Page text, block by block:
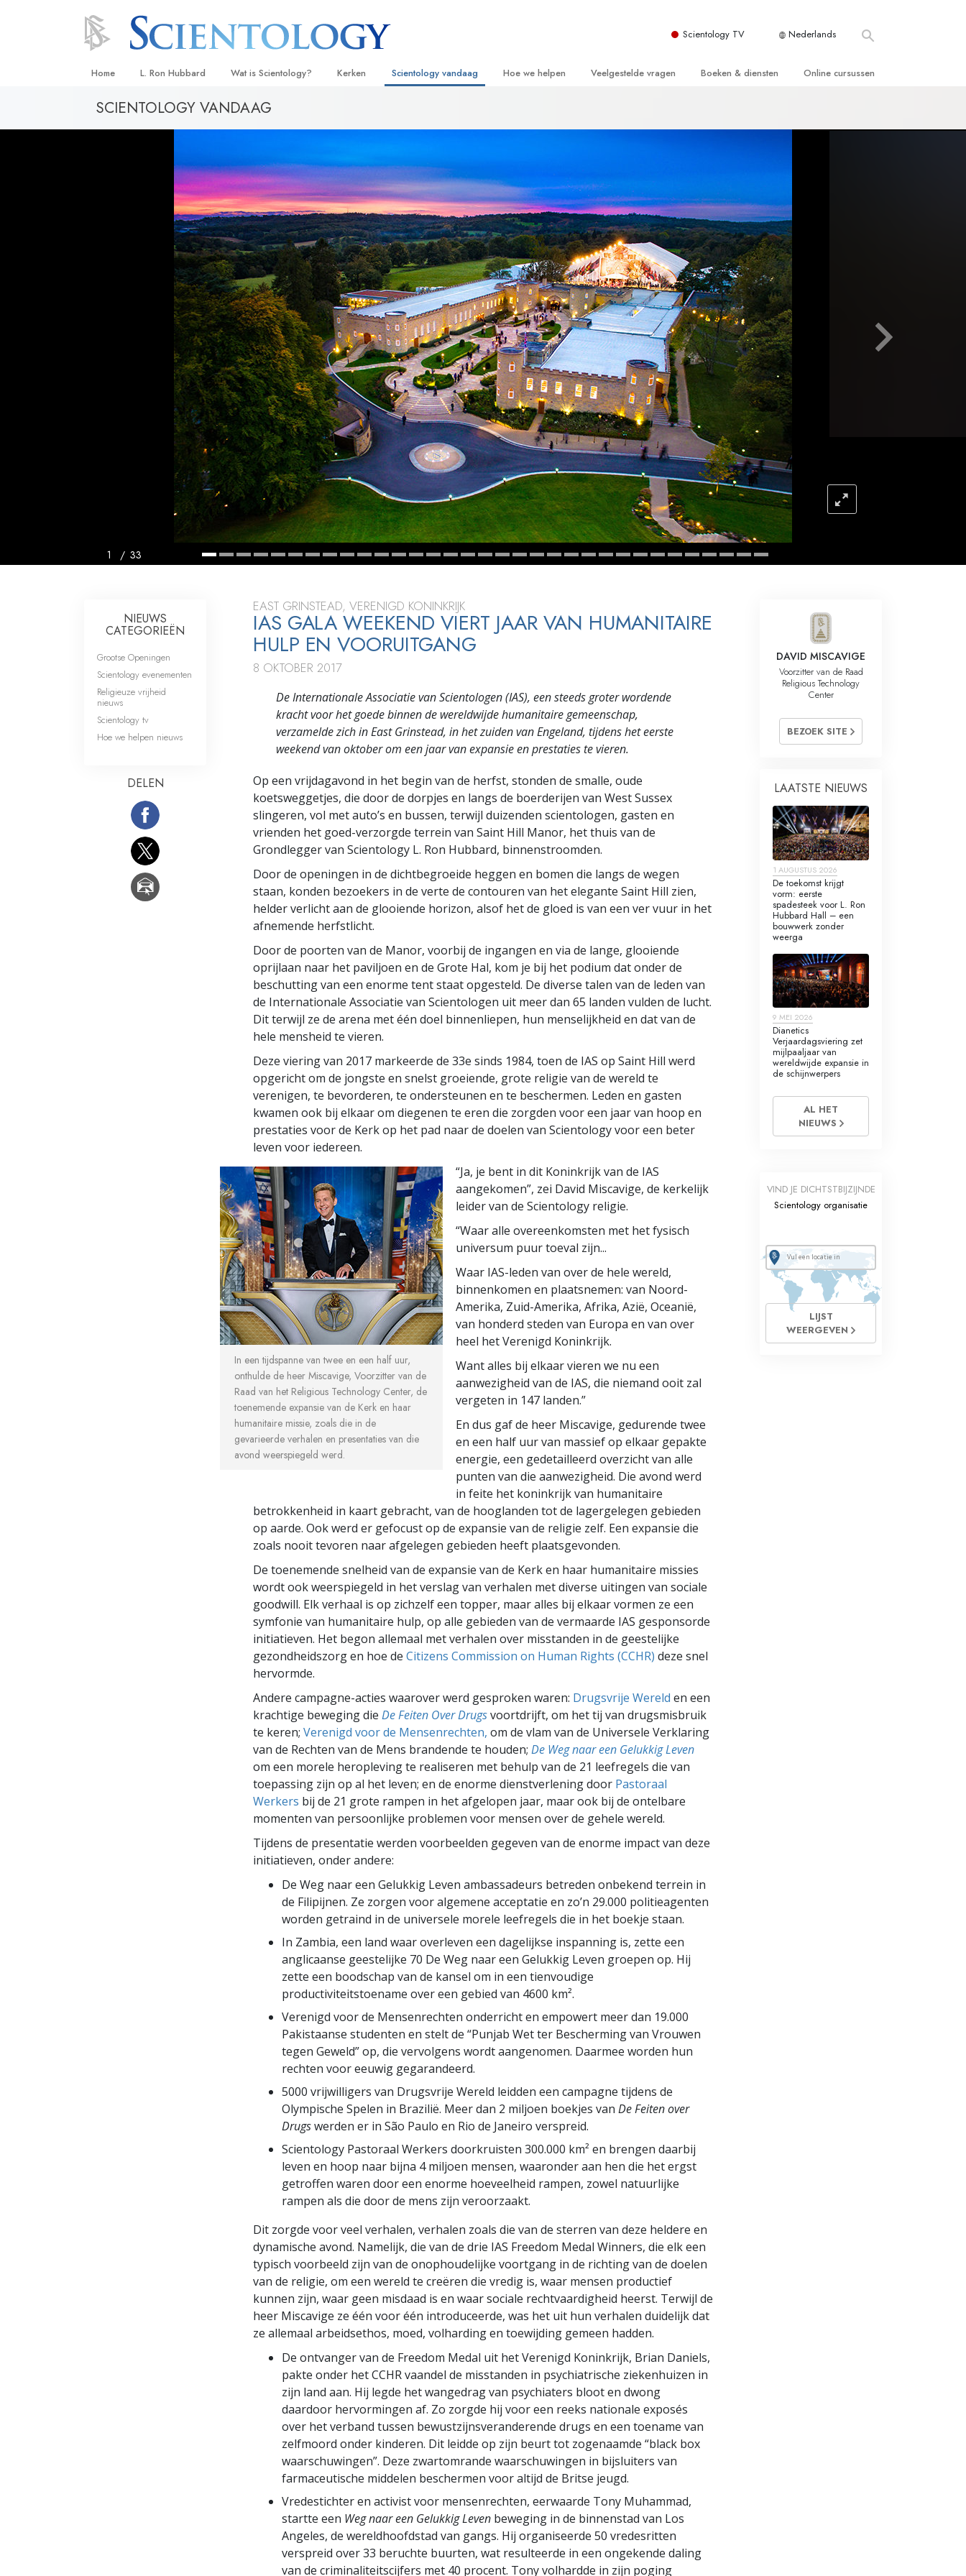
Scientology TV Nederlands
Home L. Ron Hubbard Wat is Scientology?
Overtuigingen & Praktijken
Wat scientologen zeggen over
Scientology
Maak kennis met een scientoloog
Binnen in een Kerk
De Grondbeginselen van Scientology
Een Inleiding tot Dianetics
Liefde en Haat –
Wat is Grootheid?
Kerken
Hogere Organisaties
Flag Land Base
Freewinds
Scientology beschikbaar maken voor de
hele wereld
Scientology vandaag
David Miscavige – Kerkelijk Leider van
Scientology
Hoe we helpen
Narconon
De Feiten over Drugs
United for Human Rights
Citizens Commission on Human Rights
Scientology Volunteer Ministers
Veelgestelde vragen Boeken & diensten
Introductiefilms
Diensten voor beginners
Online cursussen
Oplossingen voor een Gevaarlijke
Omgeving
Assisten voor Ziektes en Verwondingen
Integriteit en Eerlijkheid
Het Huwelijk
De Toonschaal van Emoties
Oplossingen voor het Drugsprobleem
Kinderen
Hulpmiddelen bij het Dagelijks Werk
Ethiek en de Condities
De Oorzaak van Onderdrukking
Feitenonderzoek
De Grondbeginselen van Organiseren
De Grondslagen van Public Relations
SCIENTOLOGY VANDAAG
1 / 33
EAST GRINSTEAD, VERENIGD KONINKRIJK
IAS GALA WEEKEND VIERT JAAR VAN HUMANITAIRE
HULP EN VOORUITGANG
8 OKTOBER 2017
De Internationale Associatie van Scientologen (IAS), een steeds groter wordende
kracht voor het goede binnen de wereldwijde humanitaire gemeenschap,
verzamelde zich in East Grinstead, in het zuiden van Engeland, tijdens het eerste
weekend van oktober om een jaar van expansie en prestaties te vieren.
Op een vrijdagavond in het begin van de herfst, stonden de smalle, oude
koetsweggetjes, die door de dorpjes en langs de boerderijen van West Sussex
slingeren, vol met auto’s en bussen, terwijl duizenden scientologen, gasten en
vrienden het goed-verzorgde terrein van Saint Hill Manor, het thuis van de
Grondlegger van Scientology L. Ron Hubbard, binnenstroomden.
Door de openingen in de dichtbegroeide heggen en bomen die langs de wegen
staan, konden bezoekers in de verte de contouren van het elegante Saint Hill zien,
helder verlicht aan de glooiende horizon, alsof het de gloed is van een ver vuur in het
afnemende herfstlicht.
Door de poorten van de Manor, voorbij de ingangen en via de lange, glooiende
oprijlaan naar het paviljoen en de Grote Hal, kom je bij het podium dat onder de
beschutting van een enorme tent staat opgesteld. De diverse talen van de leden van
de Internationale Associatie van Scientologen uit meer dan 65 landen vulden de lucht.
Dit terwijl ze de arena met één doel binnenliepen, hun menselijkheid en dat van de
hele mensheid te vieren.
Deze viering van 2017 markeerde de 33e sinds 1984, toen de IAS op Saint Hill werd
opgericht om de jongste en snelst groeiende, grote religie van de wereld te
verenigen, te bevorderen, te ondersteunen en te beschermen. Leden en gasten
kwamen ook bij elkaar om diegenen te eren die zorgden voor een jaar van hoop en
prestaties voor de Kerk op het pad naar de doelen van Scientology voor een beter
leven voor iedereen.
In een tijdspanne van twee en een half uur,
onthulde de heer Miscavige, Voorzitter van de
Raad van het Religious Technology Center, de
toenemende expansie van de Kerk en haar
humanitaire missie, zoals die in de
gevarieerde verhalen en presentaties van die
avond weerspiegeld werd.
“Ja, je bent in dit Koninkrijk van de IAS
aangekomen”, zei David Miscavige, de kerkelijk
leider van de Scientology religie.
“Waar alle overeenkomsten met het fysisch
universum puur toeval zijn...
Waar IAS-leden van over de hele wereld,
binnenkomen en plaatsnemen: van Noord-
Amerika, Zuid-Amerika, Afrika, Azië, Oceanië,
van honderd steden van Europa en van over
heel het Verenigd Koninkrijk.
Want alles bij elkaar vieren we nu een
aanwezigheid van de IAS, die niemand ooit zal
vergeten in 147 landen.”
En dus gaf de heer Miscavige, gedurende twee
en een half uur van massief op elkaar gepakte
energie, een gedetailleerd overzicht van alle
punten van die aanwezigheid. Die avond werd
in feite het koninkrijk van humanitaire
betrokkenheid in kaart gebracht, van de hooglanden tot de lagergelegen gebieden
op aarde. Ook werd er gefocust op de expansie van de religie zelf. Een expansie die
zoals nooit tevoren naar afgelegen gebieden heeft plaatsgevonden.
De toenemende snelheid van de expansie van de Kerk en haar humanitaire missies
wordt ook weerspiegeld in het verslag van verhalen met diverse uitingen van sociale
goodwill. Elk verhaal is op zichzelf een topper, maar alles bij elkaar vormen ze een
symfonie van humanitaire hulp, op alle gebieden van de vermaarde IAS gesponsorde
initiatieven. Het begon allemaal met verhalen over misstanden in de geestelijke
gezondheidszorg en hoe de Citizens Commission on Human Rights (CCHR) deze snel
hervormde.
Andere campagne-acties waarover werd gesproken waren: Drugsvrije Wereld en een
krachtige beweging die De Feiten Over Drugsvoortdrijft, om het tij van drugsmisbruik
te keren; Verenigd voor de Mensenrechten, om de vlam van de Universele Verklaring
van de Rechten van de Mens brandende te houden; De Weg naar een Gelukkig Leven
om een morele heropleving te realiseren met behulp van de 21 leefregels die van
toepassing zijn op al het leven; en de enorme dienstverlening door Pastoraal
Werkers bij de 21 grote rampen in het afgelopen jaar, maar ook bij de ontelbare
momenten van persoonlijke problemen voor mensen over de gehele wereld.
Tijdens de presentatie werden voorbeelden gegeven van de enorme impact van deze
initiatieven, onder andere:
De Weg naar een Gelukkig Leven ambassadeurs betreden onbekend terrein in
de Filipijnen. Ze zorgen voor algemene acceptatie en zo’n 29.000 politieagenten
worden getraind in de universele morele leefregels die in het boekje staan.
In Zambia, een land waar overleven een dagelijkse inspanning is, zette een
anglicaanse geestelijke 70 De Weg naar een Gelukkig Leven groepen op. Hij
zette een boodschap van de kansel om in een tienvoudige
productiviteitstoename over een gebied van 4600 km².
Verenigd voor de Mensenrechten onderricht en empowert meer dan 19.000
Pakistaanse studenten en stelt de “Punjab Wet ter Bescherming van Vrouwen
tegen Geweld” op, die vervolgens wordt aangenomen. Daarmee worden hun
rechten voor eeuwig gegarandeerd.
5000 vrijwilligers van Drugsvrije Wereld leidden een campagne tijdens de
Olympische Spelen in Brazilië. Meer dan 2 miljoen boekjes van De Feiten over
Drugswerden er in São Paulo en Rio de Janeiro verspreid.
Scientology Pastoraal Werkers doorkruisten 300.000 km² en brengen daarbij
leven en hoop naar bijna 4 miljoen mensen, waaronder aan hen die het ergst
getroffen waren door een enorme hoeveelheid rampen, zowel natuurlijke
rampen als die door de mens zijn veroorzaakt.
Dit zorgde voor veel verhalen, verhalen zoals die van de sterren van deze heldere en
dynamische avond. Namelijk, die van de drie IAS Freedom Medal Winners, die elk een
typisch voorbeeld zijn van de onophoudelijke voortgang in de richting van de doelen
van de religie, om een wereld te creëren die vredig is, waar mensen productief
kunnen zijn, waar geen misdaad is en waar sociale rechtvaardigheid heerst. Terwijl de
heer Miscavige ze één voor één introduceerde, was het uit hun verhalen duidelijk dat
ze allemaal arbeidsethos, moed, volharding en toewijding gemeen hadden.
De ontvanger van de Freedom Medal uit het Verenigd Koninkrijk, Brian Daniels,
pakte onder het CCHR vaandel de misstanden in psychiatrische ziekenhuizen in
zijn land aan. Hij legde het wangedrag van psychiaters bloot en dwong
daardoor hervormingen af. Zo zorgde hij voor een reeks nationale exposés
over het verband tussen bewustzijnsveranderende drugs en een toename van
zelfmoord onder kinderen. Dit leidde op zijn beurt tot zogenaamde “black box
waarschuwingen”. Deze zwartomrande waarschuwingen in bijsluiters van
farmaceutische middelen beschermen voor altijd de Britse jeugd.
Vredestichter en activist voor mensenrechten, eerwaarde Tony Muhammad,
startte een Weg naar een Gelukkig Leven beweging in de binnenstad van Los
Angeles, de wereldhoofdstad van gangs. Hij organiseerde 50 vredesritten
verspreid over 33 beruchte buurten, wat resulteerde in een ongekende daling
van de criminaliteitscijfers met 40 procent. Tony volhardde in zijn poging
NIEUWS
CATEGORIEËN
Grootse Openingen
Scientology evenementen
Religieuze vrijheid
nieuws
Scientology tv
Hoe we helpen nieuws
DELEN
DAVID MISCAVIGE
Voorzitter van de Raad
Religious Technology
Center
BEZOEK SITE
LAATSTE NIEUWS
1 AUGUSTUS 2026
De toekomst krijgt
vorm: eerste
spadesteek voor L. Ron
Hubbard Hall – een
bouwwerk zonder
weerga
9 MEI 2026
Dianetics
Verjaardagsviering zet
mijlpaaljaar van
wereldwijde expansie in
de schijnwerpers
AL HET
NIEUWS
VIND JE DICHTSTBIJZIJNDE
Scientology organisatie
LIJST
WEERGEVEN